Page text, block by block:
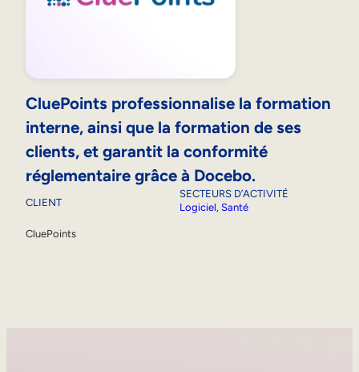
CluePoints professionnalise la formation
interne, ainsi que la formation de ses
clients, et garantit la conformité
réglementaire grâce à Docebo.
CLIENT
CluePoints
SECTEURS D’ACTIVITÉ
Logiciel, Santé